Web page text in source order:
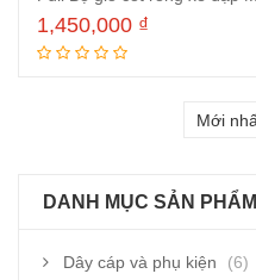
1,450,000 ₫
DANH MỤC SẢN PHẨM
Dây cáp và phụ kiện
(6)